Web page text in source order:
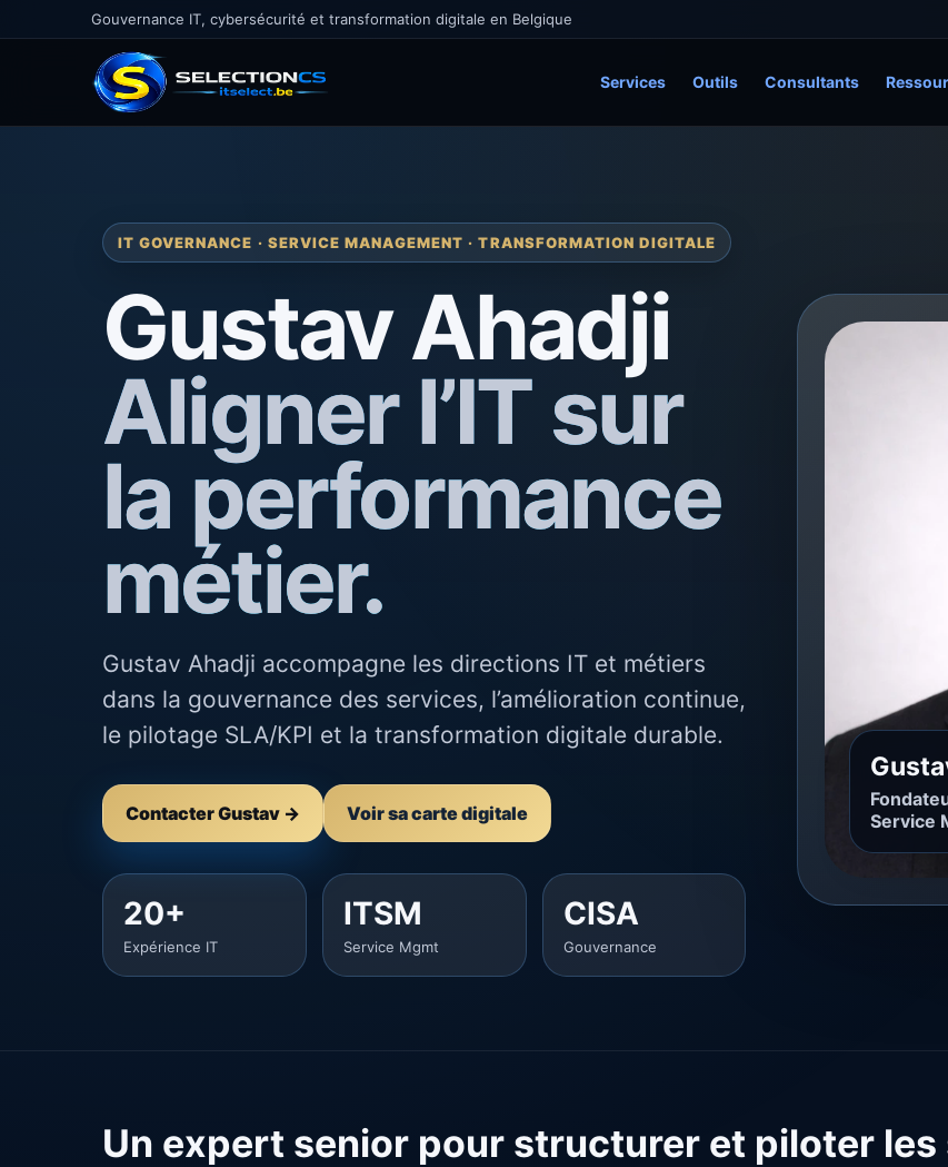
Gouvernance IT, cybersécurité et transformation digitale en Belgique
Services Outils Consultants
IT GOVERNANCE · SERVICE MANAGEMENT · TRANSFORMATION DIGITALE
Gustav Ahadji
Aligner l’IT sur
la performance
métier.
Gustav Ahadji accompagne les directions IT et métiers
dans la gouvernance des services, l’amélioration continue,
le pilotage SLA/KPI et la transformation digitale durable.
Contacter Gustav → Voir sa carte digitale
20+
Expérience IT
ITSM
Service Mgmt
CISA
Gouvernance
Service
Un expert senior pour structurer et piloter les